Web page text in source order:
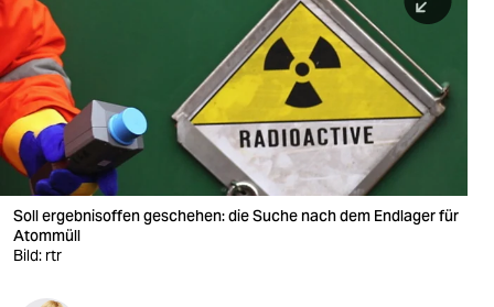
berlin
nord
wahrheit
verlag
verlag
veranstaltungen
shop
Soll ergebnisoffen geschehen: die Suche nach dem Endlager für
Atommüll
Bild: rtr